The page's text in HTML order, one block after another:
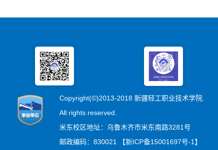
Copyright(©)2013-2018 新疆轻工职业技术学院.
All rights reserved.
米东校区地址：乌鲁木齐市米东南路3281号
邮政编码：830021 【新ICP备15001697号-1】